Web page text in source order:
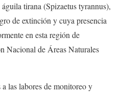
tirana (Spizaetus tyrannus),
de extinción y cuya presencia
en esta región de
Nacional de Áreas Naturales
las labores de monitoreo y